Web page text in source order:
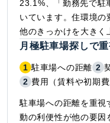
23.1%、「勤務先で駐
いています。住環境の
他のきっかけを大きく
月極駐車場探しで
1 駐車場への距離 2
2 費用（賃料や初期費
駐車場への距離を重視
動の利便性が他の要因